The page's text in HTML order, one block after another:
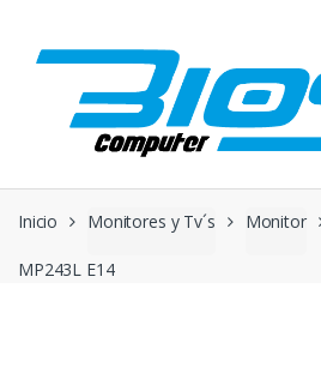
navigation
content
Inicio Monitores y Tv´s Monitor
MP243L E14